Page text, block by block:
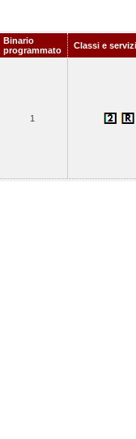
Binario
programmato
Classi e
1